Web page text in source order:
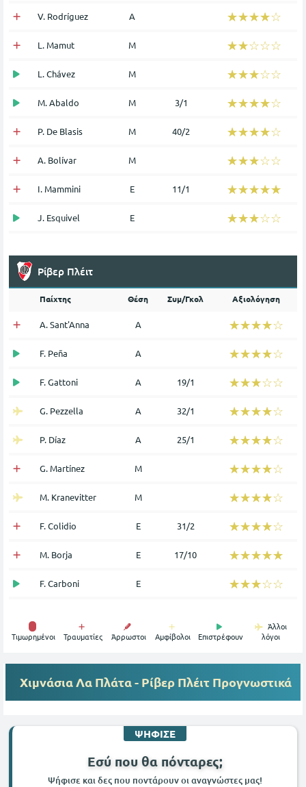
V. Rodríguez Α ☆☆☆☆☆
★★★★★
L. Mamut Μ ☆☆☆☆☆
★★★★★
L. Chávez Μ ☆☆☆☆☆
★★★★★
M. Abaldo Μ 3/1 ☆☆☆☆☆
★★★★★
P. De Blasis Μ 40/2 ☆☆☆☆☆
★★★★★
A. Bolívar Μ ☆☆☆☆☆
★★★★★
I. Mammini Ε 11/1 ☆☆☆☆☆
★★★★★
J. Esquivel Ε ☆☆☆☆☆
★★★★★
Ρίβερ Πλέιτ
Παίχτης Θέση Συμ/Γκολ Αξιολόγηση
A. Sant'Anna Α ☆☆☆☆☆
★★★★★
F. Peña Α ☆☆☆☆☆
★★★★★
F. Gattoni Α 19/1 ☆☆☆☆☆
★★★★★
G. Pezzella Α 32/1 ☆☆☆☆☆
★★★★★
P. Díaz Α 25/1 ☆☆☆☆☆
★★★★★
G. Martínez Μ ☆☆☆☆☆
★★★★★
M. Kranevitter Μ ☆☆☆☆☆
★★★★★
F. Colidio Ε 31/2 ☆☆☆☆☆
★★★★★
M. Borja Ε 17/10 ☆☆☆☆☆
★★★★★
F. Carboni Ε ☆☆☆☆☆
★★★★★
Tιμωρημένοι Τραυματίες Άρρωστοι Αμφίβολοι Επιστρέφουν
Άλλοι
λόγοι
Χιμνάσια Λα Πλάτα - Ρίβερ Πλέιτ Προγνωστικά
ΨΗΦΙΣΕ
Εσύ που θα πόνταρες;
Ψήφισε και δες που ποντάρουν οι αναγνώστες μας!